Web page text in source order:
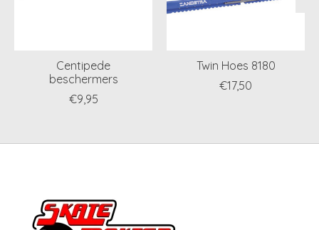
Centipede
beschermers
€9,95
Twin Hoes 8180
€17,50